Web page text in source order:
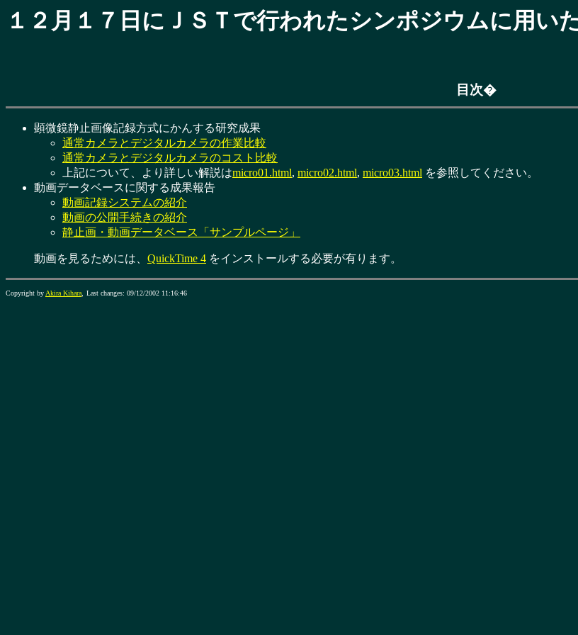
１２月１７日にＪＳＴで行われたシンポジウムに用い
目次�
顕微鏡静止画像記録方式にかんする研究成果
通常カメラとデジタルカメラの作業比較
通常カメラとデジタルカメラのコスト比較
上記について、より詳しい解説はmicro01.html, micro02.html, micro03.html を参照してください。
動画データベースに関する成果報告
動画記録システムの紹介
動画の公開手続きの紹介
静止画・動画データベース「サンプルページ」
動画を見るためには、 QuickTime 4 をインストールする必要が有ります。
Copyright byAkira Kihara, Last changes: 09/12/2002 11:16:46